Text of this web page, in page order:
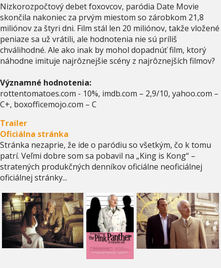
Nizkorozpočtový debet foxovcov, paródia Date Movie
skončila nakoniec za prvým miestom so zárobkom 21,8
miliónov za štyri dni. Film stál len 20 miliónov, takže vložené
peniaze sa už vrátili, ale hodnotenia nie sú príliš
chválihodné. Ale ako inak by mohol dopadnúť film, ktorý
náhodne imituje najrôznejšie scény z najrôznejších filmov?
Významné hodnotenia:
rottentomatoes.com - 10%, imdb.com – 2,9/10, yahoo.com –
C+, boxofficemojo.com – C
Trailer
Oficiálna stránka
Stránka nezaprie, že ide o paródiu so všetkým, čo k tomu
patrí. Veľmi dobre som sa pobavil na „King is Kong“ –
stratených produkčných denníkov oficiálne neoficiálnej
oficiálnej stránky...